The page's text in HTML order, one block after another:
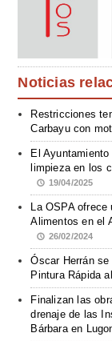
Noticias
Restricciones
Carbayu con
El
limpieza en los
19/04/2025
La OSPA
Alimentos en el
26/02/2024
Óscar Herrán
Pintura Rápida
Finalizan las
drenaje de las
Bárbara en